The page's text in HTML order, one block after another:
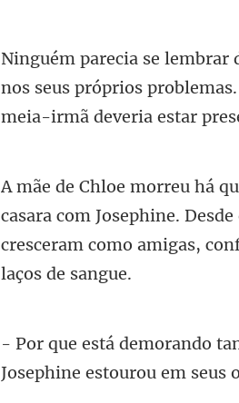
nos seus próprios
a com Josephine.
cresceram como